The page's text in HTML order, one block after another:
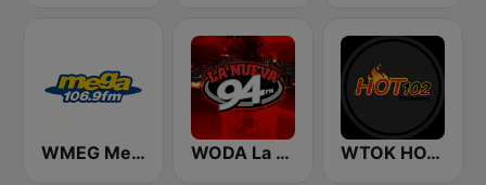
WMEG Mega 106.9 FM WODA La Nueva 94 FM WTOK HOT 102